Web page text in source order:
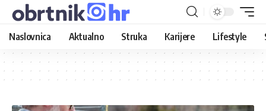
Naslovnica Aktualno Struka Karijere Lifestyle